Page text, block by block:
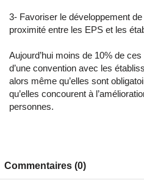
3- Favoriser le développement
proximité entre les EPS et les
Aujourd’hui moins de 10% de
d’une convention avec les
alors même qu’elles sont
qu’elles concourent à
personnes.
Commentaires (0)